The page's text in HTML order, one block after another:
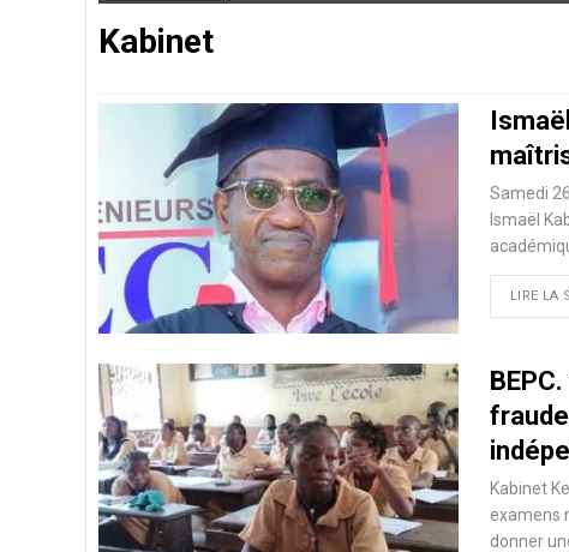
Kabinet
Samedi
Ismaël
LIRE LA
Kabinet
examens
donner